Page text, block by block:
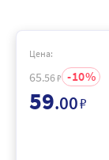
Цена:
65.56₽ 10
59.00₽